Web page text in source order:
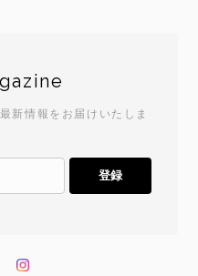
新情報をお届けいたしま
登録